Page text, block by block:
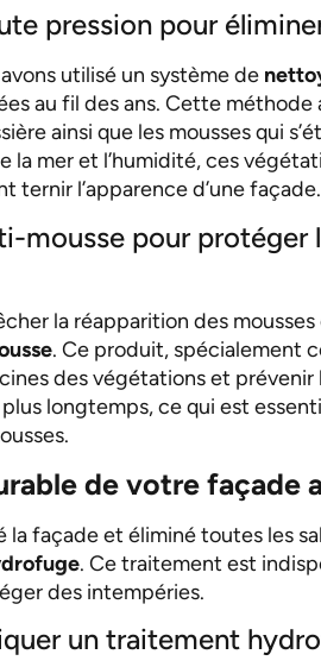
pression pour
utilisé un système de
au fil des ans. Cette
ainsi que les mousses qui
la mer et l’humidité, ces
ternir l’apparence d’une façade.
mousse pour protéger
la réapparition des
. Ce produit, spécialement
des végétations et
longtemps, ce qui est
de votre façade
façade et éliminé toutes les
. Ce traitement est
des intempéries.
un traitement